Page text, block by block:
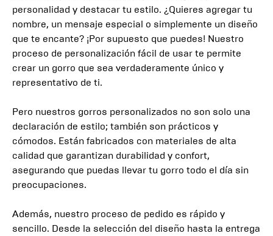
personalidad y destacar tu estilo. ¿Quieres agregar tu
nombre, un mensaje especial o simplemente un diseño
que te encante? ¡Por supuesto que puedes! Nuestro
proceso de personalización fácil de usar te permite
crear un gorro que sea verdaderamente único y
representativo de ti.
Pero nuestros gorros personalizados no son solo una
declaración de estilo; también son prácticos y
cómodos. Están fabricados con materiales de alta
calidad que garantizan durabilidad y confort,
asegurando que puedas llevar tu gorro todo el día sin
preocupaciones.
Además, nuestro proceso de pedido es rápido y
sencillo. Desde la selección del diseño hasta la entrega